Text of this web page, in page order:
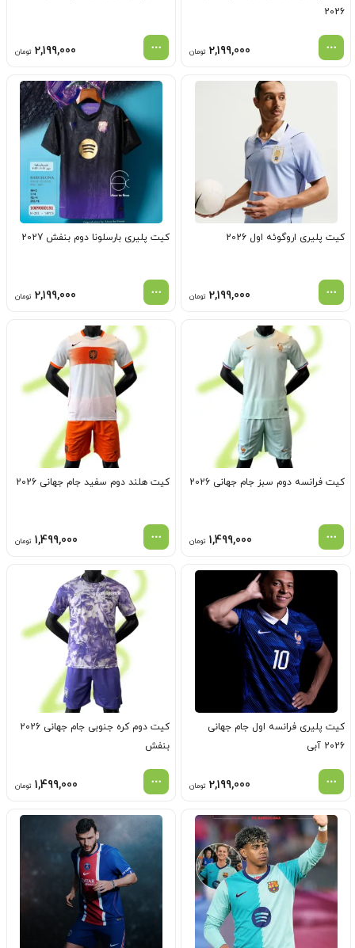
2026
2,199,000 تومان 2,199,000 تومان
کیت پلیری اروگوئه اول 2026
2,199,000 تومان
کیت پلیری بارسلونا دوم بنفش 2027
2,199,000 تومان
کیت فرانسه دوم سبز جام جهانی 2026
1,499,000 تومان
کیت هلند دوم سفید جام جهانی 2026
1,499,000 تومان
کیت پلیری فرانسه اول جام جهانی
2026 آبی
2,199,000 تومان
کیت دوم کره جنوبی جام جهانی 2026
بنفش
1,499,000 تومان